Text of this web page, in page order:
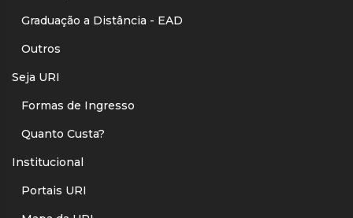
Graduação a Distância - EAD
Outros
Seja URI
Formas de Ingresso
Quanto Custa?
Institucional
Portais URI